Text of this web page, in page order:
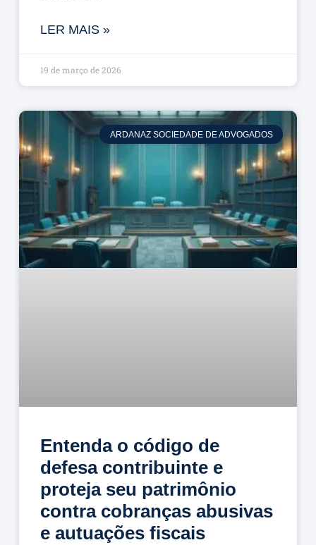
LER MAIS »
19 de março de 2026
ARDANAZ SOCIEDADE DE ADVOGADOS
Entenda o código de
defesa contribuinte e
proteja seu patrimônio
contra cobranças abusivas
e autuações fiscais